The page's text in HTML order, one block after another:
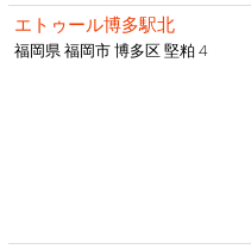
エトゥール博多駅北
福岡県 福岡市 博多区 堅粕 4